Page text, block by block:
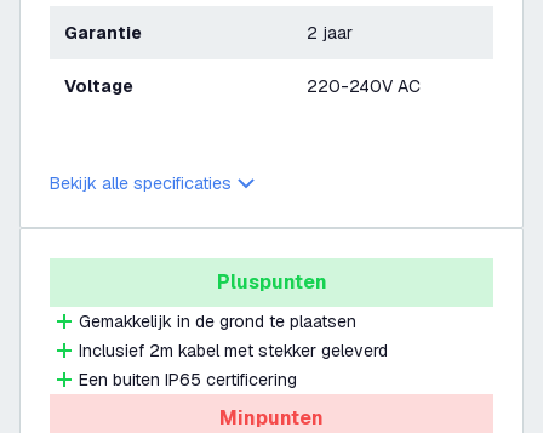
Garantie 2 jaar
Voltage 220-240V AC
Bekijk alle specificaties
Pluspunten
Gemakkelijk in de grond te plaatsen
Inclusief 2m kabel met stekker geleverd
Een buiten IP65 certificering
Minpunten